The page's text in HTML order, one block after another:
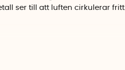
ser till att luften cirkulerar fritt.